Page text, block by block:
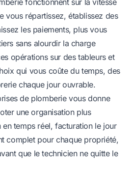
fonctionnent sur la vitesse
vous répartissez, établissez des
les paiements, plus vous
sans alourdir la charge
opérations sur des tableurs et
qui vous coûte du temps, des
chaque jour ouvrable.
de plomberie vous donne
une organisation plus
temps réel, facturation le jour
complet pour chaque propriété,
que le technicien ne quitte le